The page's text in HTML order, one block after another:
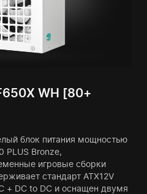
WH [80+
блок питания мощностью
PLUS Bronze,
игровые сборки
стандарт ATX12V
+ DC to DC и оснащен двумя